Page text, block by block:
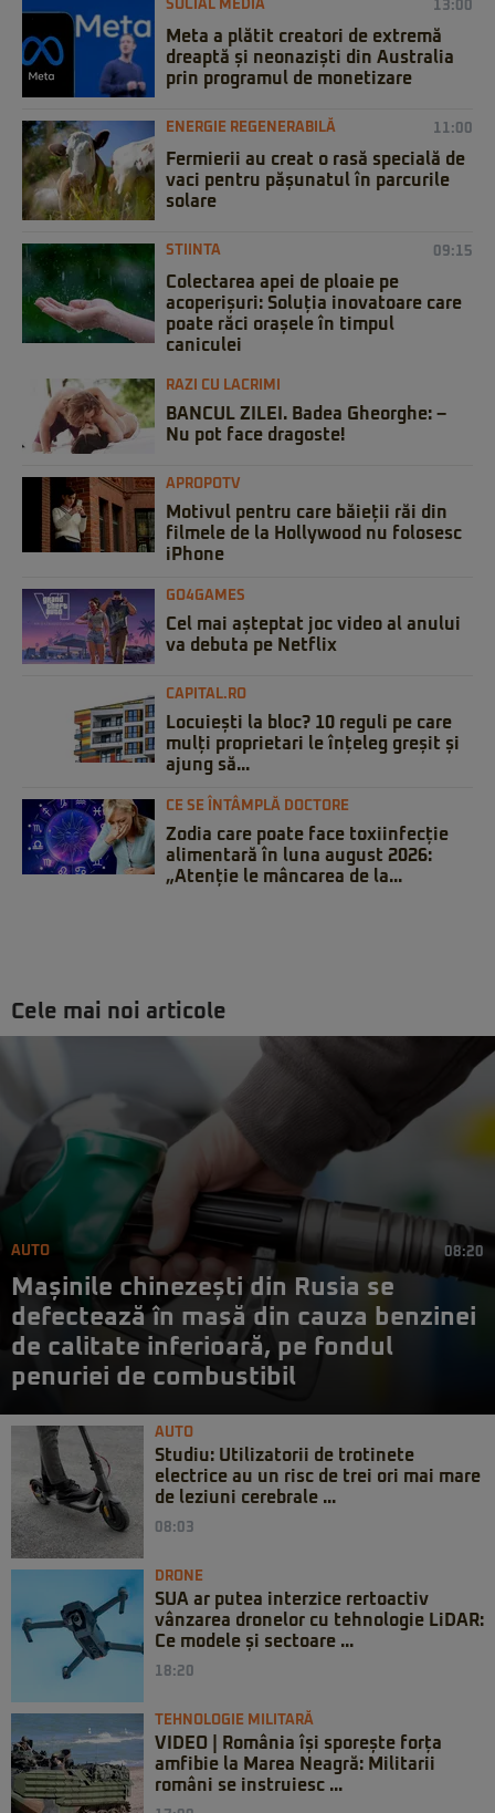
SOCIAL MEDIA 13:00
Meta a plătit creatori de extremă
dreaptă și neonaziști din Australia
prin programul de monetizare
ENERGIE REGENERABILĂ 11:00
Fermierii au creat o rasă specială de
vaci pentru pășunatul în parcurile
solare
STIINTA 09:15
Colectarea apei de ploaie pe
acoperișuri: Soluția inovatoare care
poate răci orașele în timpul
caniculei
RAZI CU LACRIMI
BANCUL ZILEI. Badea Gheorghe: –
Nu pot face dragoste!
APROPOTV
Motivul pentru care băieții răi din
filmele de la Hollywood nu folosesc
iPhone
GO4GAMES
Cel mai așteptat joc video al anului
va debuta pe Netflix
CAPITAL.RO
Locuiești la bloc? 10 reguli pe care
mulți proprietari le înțeleg greșit și
ajung să...
CE SE ÎNTÂMPLĂ DOCTORE
Zodia care poate face toxiinfecție
alimentară în luna august 2026:
„Atenție le mâncarea de la...
Cele mai noi articole
AUTO 08:20
Mașinile chinezești din Rusia se
defectează în masă din cauza benzinei
de calitate inferioară, pe fondul
penuriei de combustibil
AUTO
Studiu: Utilizatorii de trotinete
electrice au un risc de trei ori mai mare
de leziuni cerebrale ...
08:03
DRONE
SUA ar putea interzice rertoactiv
vânzarea dronelor cu tehnologie LiDAR:
Ce modele și sectoare ...
18:20
TEHNOLOGIE MILITARĂ
VIDEO | România își sporește forța
amfibie la Marea Neagră: Militarii
români se instruiesc ...